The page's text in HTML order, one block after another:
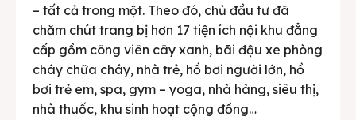
– tất cả trong một. Theo đó, chủ đầu tư đã
chăm chút trang bị hơn 17 tiện ích nội khu đẳng
cấp gồm công viên cây xanh, bãi đậu xe phòng
cháy chữa cháy, nhà trẻ, hồ bơi người lớn, hồ
bơi trẻ em, spa, gym – yoga, nhà hàng, siêu thị,
nhà thuốc, khu sinh hoạt cộng đồng…